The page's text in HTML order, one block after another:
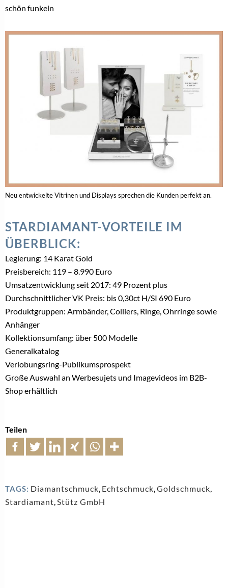
schön funkeln
Neu entwickelte Vitrinen und Displays sprechen die Kunden perfekt an.
STARDIAMANT-VORTEILE IM
ÜBERBLICK:
Legierung: 14 Karat Gold
Preisbereich: 119 – 8.990 Euro
Umsatzentwicklung seit 2017: 49 Prozent plus
Durchschnittlicher VK Preis: bis 0,30ct H/SI 690 Euro
Produktgruppen: Armbänder, Colliers, Ringe, Ohrringe sowie
Anhänger
Kollektionsumfang: über 500 Modelle
Generalkatalog
Verlobungsring-Publikumsprospekt
Große Auswahl an Werbesujets und Imagevideos im B2B-
Shop erhältlich
Teilen
TAGS: Diamantschmuck Echtschmuck Goldschmuck
Stardiamant Stütz GmbH